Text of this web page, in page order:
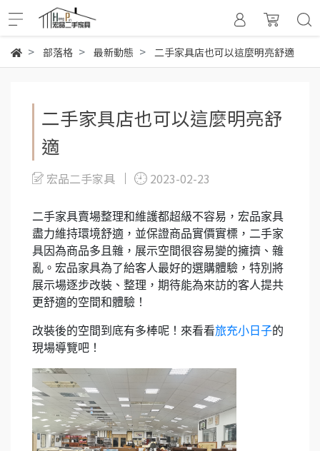
部落格 最新動態 二手家具店也可以這麼明亮舒適
二手家具店也可以這麼明亮舒
適
宏品二手家具 2023-02-23
二手家具賣場整理和維護都超級不容易，宏品家具
盡力維持環境舒適，並保證商品實價實標，二手家
具因為商品多且雜，展示空間很容易變的擁擠、雜
亂。宏品家具為了給客人最好的選購體驗，特別將
展示場逐步改裝、整理，期待能為來訪的客人提共
更舒適的空間和體驗！
改裝後的空間到底有多棒呢！來看看旅充小日子的
現場導覽吧！